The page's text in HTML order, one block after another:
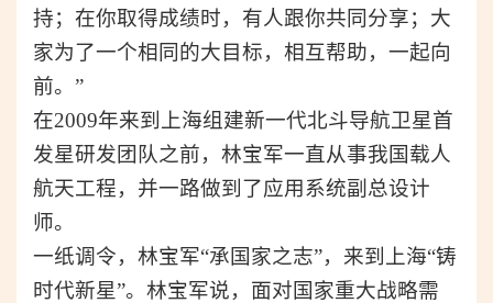
持；在你取得成绩时，有人跟你共同分享；大
家为了一个相同的大目标，相互帮助，一起向
前。”
在2009年来到上海组建新一代北斗导航卫星首
发星研发团队之前， 林宝军一直从事我国载人
航天工程，并一路做到了应用系统副总设计
师。
一纸调令，林宝军“承国家之志”，来到上海“铸
时代新星”。林宝军说，面对国家重大战略需